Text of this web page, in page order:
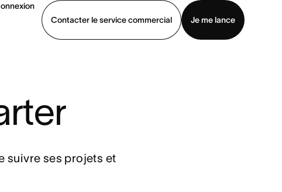
Contacter le service commercial
Je me lance
suivre ses projets et